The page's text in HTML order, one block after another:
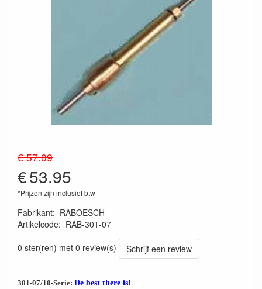
€ 57.09
€53.95
*Prijzen zijn inclusief btw
Fabrikant: RABOESCH
Artikelcode: RAB-301-07
0 ster(ren) met 0 review(s)
Schrijf een review
301-07/10-Serie: De best there is!